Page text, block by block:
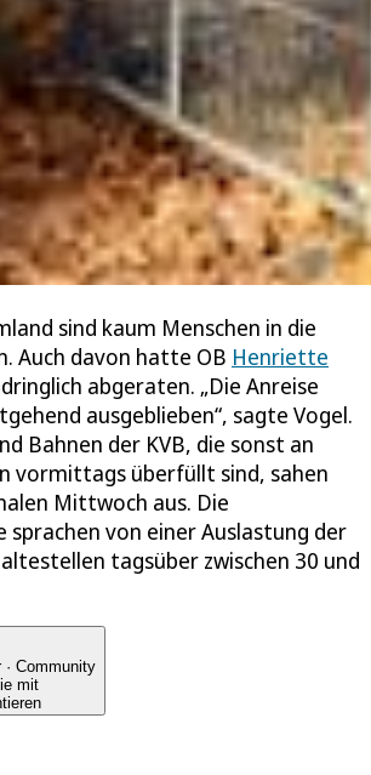
sind kaum Menschen in die
Auch davon hatte OB Henriette
abgeraten. „Die Anreise
ausgeblieben“, sagte Vogel.
Bahnen der KVB, die sonst an
vormittags überfüllt sind, sahen
Mittwoch aus. Die
sprachen von einer Auslastung der
tagsüber zwischen 30 und
Community
mit